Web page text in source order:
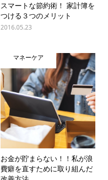
スマートな節約術！ 家計簿を
つける３つのメリット
2016.05.23
マネーケア
お金が貯まらない！！私が浪
費癖を直すために取り組んだ